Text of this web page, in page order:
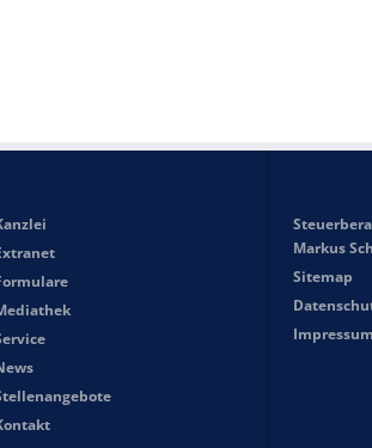
Markus
Sitemap
Impressum